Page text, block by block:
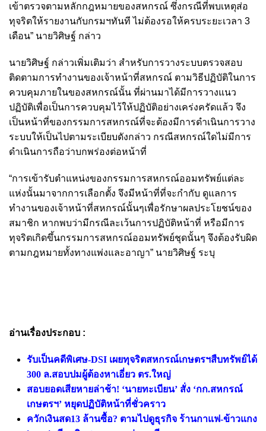
เข้าตรวจตามหลักกฎหมายของสหกรณ์ ซึ่งกรณีที่พบเหตุส่อ
ทุจริตให้รายงานกับกรมฯทันที ไม่ต้องรอให้ครบระยะเวลา 3
เดือน” นายวิศิษฐ์ กล่าว
นายวิศิษฐ์ กล่าวเพิ่มเติมว่า สำหรับการวางระบบตรวจสอบ
ติดตามการทำงานของเจ้าหน้าที่สหกรณ์ ตามวิธีปฏิบัติในการ
ควบคุมภายในของสหกรณ์นั้น ที่ผ่านมาได้มีการวางแนว
ปฏิบัติเพื่อเป็นการควบคุมไว้ให้ปฏิบัติอย่างเคร่งครัดแล้ว จึง
เป็นหน้าที่ของกรรมการสหกรณ์ที่จะต้องมีการดำเนินการวาง
ระบบให้เป็นไปตามระเบียบดังกล่าว กรณีสหกรณ์ใดไม่มีการ
ดำเนินการถือว่าบกพร่องต่อหน้าที่
“การเข้ารับตำแหน่งของกรรมการสหกรณ์ออมทรัพย์แต่ละ
แห่งนั้นมาจากการเลือกตั้ง จึงมีหน้าที่ที่จะกำกับ ดูแลการ
ทำงานของเจ้าหน้าที่สหกรณ์นั้นๆเพื่อรักษาผลประโยชน์ของ
สมาชิก หากพบว่ามีกรณีละเว้นการปฏิบัติหน้าที่ หรือมีการ
ทุจริตเกิดขึ้นกรรมการสหกรณ์ออมทรัพย์ชุดนั้นๆ จึงต้องรับผิด
ตามกฎหมายทั้งทางแพ่งและอาญา” นายวิศิษฐ์ ระบุ
อ่านเรื่องประกอบ :
รับเป็นคดีพิเศษ-DSI เผยทุจริตสหกรณ์เกษตรฯสืบทรัพย์ได้
300 ล.สอบปมผู้ต้องหาเอี่ยว ตร.ใหญ่
สอบยอดเสียหายล่าช้า! ‘นายทะเบียน’ สั่ง ‘กก.สหกรณ์
เกษตรฯ’ หยุดปฏิบัติหน้าที่ชั่วคราว
ควักเงินสด13 ล้านซื้อ? ตามไปดูธุรกิจ ร้านกาแฟ-ข้าวแกง